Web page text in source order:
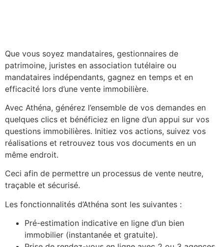
Que vous soyez mandataires, gestionnaires de
patrimoine, juristes en association tutélaire ou
mandataires indépendants, gagnez en temps et en
efficacité lors d’une vente immobilière.
Avec Athéna, générez l’ensemble de vos demandes en
quelques clics et bénéficiez en ligne d’un appui sur vos
questions immobilières. Initiez vos actions, suivez vos
réalisations et retrouvez tous vos documents en un
même endroit.
Ceci afin de permettre un processus de vente neutre,
traçable et sécurisé.
Les fonctionnalités d’Athéna sont les suivantes :
Pré-estimation indicative en ligne d’un bien
immobilier (instantanée et gratuite).